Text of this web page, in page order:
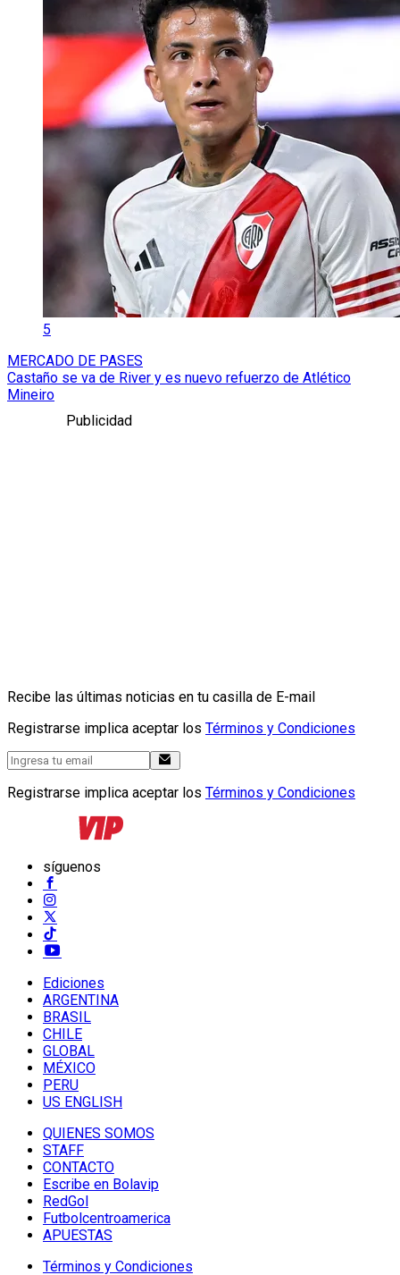
5
MERCADO DE PASES
Castaño se va de River y es nuevo refuerzo de Atlético
Mineiro
Publicidad
Recibe las últimas noticias en tu casilla de E-mail
Registrarse implica aceptar los Términos y Condiciones
Registrarse implica aceptar los Términos y Condiciones
síguenos
Ediciones
ARGENTINA
BRASIL
CHILE
GLOBAL
MÉXICO
PERU
US ENGLISH
QUIENES SOMOS
STAFF
CONTACTO
Escribe en Bolavip
RedGol
Futbolcentroamerica
APUESTAS
Términos y Condiciones